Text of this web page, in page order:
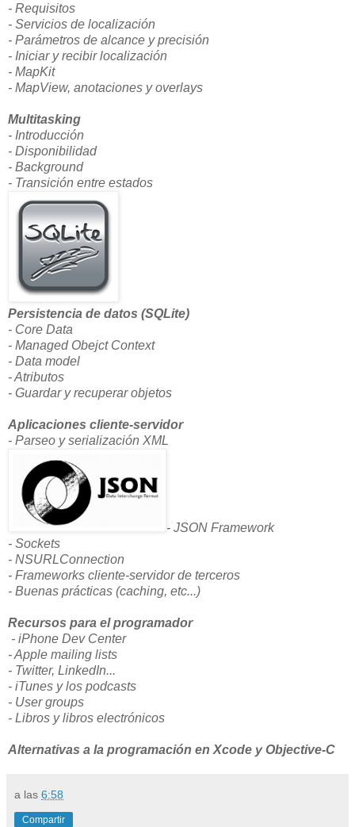
- Requisitos
- Servicios de localización
- Parámetros de alcance y precisión
- Iniciar y recibir localización
- MapKit
- MapView, anotaciones y overlays
Multitasking
- Introducción
- Disponibilidad
- Background
- Transición entre estados
Persistencia de datos (SQLite)
- Core Data
- Managed Obejct Context
- Data model
- Atributos
- Guardar y recuperar objetos
Aplicaciones cliente-servidor
- Parseo y serialización XML
- JSON Framework
- Sockets
- NSURLConnection
- Frameworks cliente-servidor de terceros
- Buenas prácticas (caching, etc...)
Recursos para el programador
- iPhone Dev Center
- Apple mailing lists
- Twitter, LinkedIn...
- iTunes y los podcasts
- User groups
- Libros y libros electrónicos
Alternativas a la programación en Xcode y Objective-C
a las 6:58
Compartir